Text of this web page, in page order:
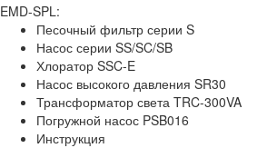
EMD-SPL:
Песочный фильтр серии S
Насос серии SS/SC/SB
Хлоратор SSC-E
Насос высокого давления SR30
Трансформатор света TRC-300VA
Погружной насос PSB016
Инструкция